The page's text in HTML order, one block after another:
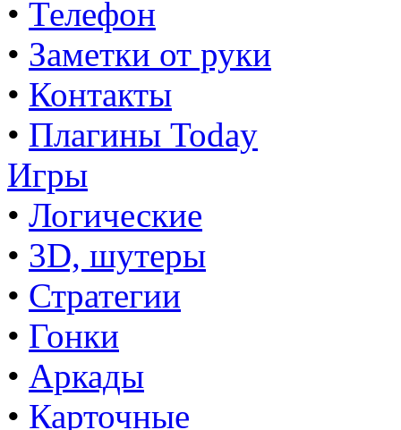
• Телефон
• Заметки от руки
• Контакты
• Плагины Today
Игры
• Логические
• 3D, шутеры
• Стратегии
• Гонки
• Аркады
• Карточные